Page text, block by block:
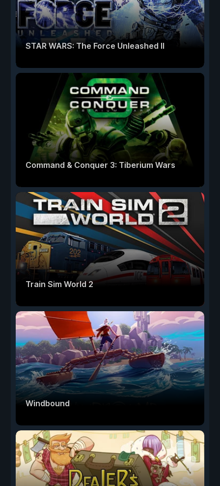
STAR WARS: The Force Unleashed II
Command & Conquer 3: Tiberium Wars
Train Sim World 2
Windbound